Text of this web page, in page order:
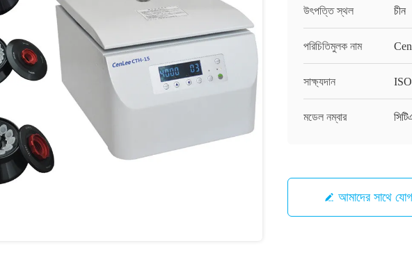
উৎপত্তি স্থল চীন
পরিচিতিমুলক নাম
সাক্ষ্যদান
মডেল নম্বার
আমাদের সাথে